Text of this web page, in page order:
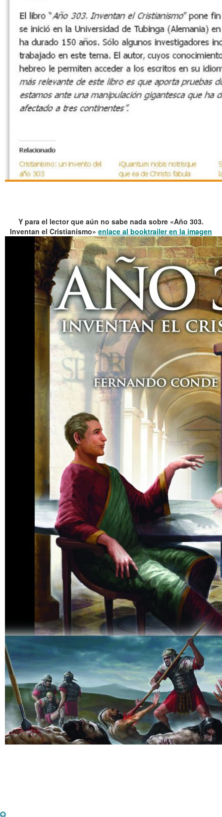
Y para el lector que aún no sabe nada sobre «Año 303.
Inventan el Cristianismo» enlace al booktrailer en la imagen